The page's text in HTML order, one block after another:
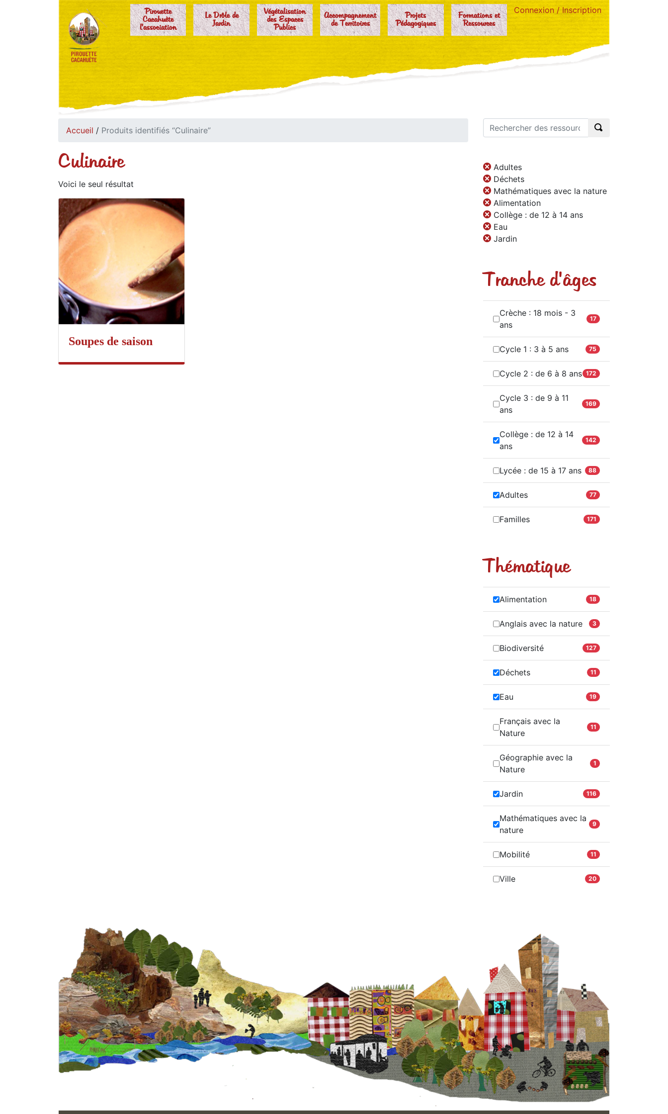
Pirouette
Cacahuète
l'association
Le Drôle de
Jardin
Végétalisation
des Espaces
Publics
Accompagnement
de Territoires
Projets
Pédagogiques
Formations et
Ressources
Connexion / Inscription
Accueil / Produits identifiés “Culinaire”
Culinaire
Voici le seul résultat
Soupes de saison
Adultes
Déchets
Mathématiques avec la nature
Alimentation
Collège : de 12 à 14 ans
Eau
Jardin
Tranche d'âges
Crèche : 18 mois - 3
ans
17
Cycle 1 : 3 à 5 ans 75
Cycle 2 : de 6 à 8 ans 172
Cycle 3 : de 9 à 11
ans
169
Collège : de 12 à 14
ans
142
Lycée : de 15 à 17 ans 88
Adultes 77
Familles 171
Thématique
Alimentation 18
Anglais avec la nature 3
Biodiversité 127
Déchets 11
Eau 19
Français avec la
Nature
11
Géographie avec la
Nature
1
Jardin 116
Mathématiques avec la
nature
9
Mobilité 11
Ville 20